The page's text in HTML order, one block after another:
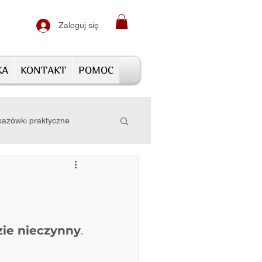
Zaloguj się
KONTAKT POMOC
praktyczne
nieczynny.